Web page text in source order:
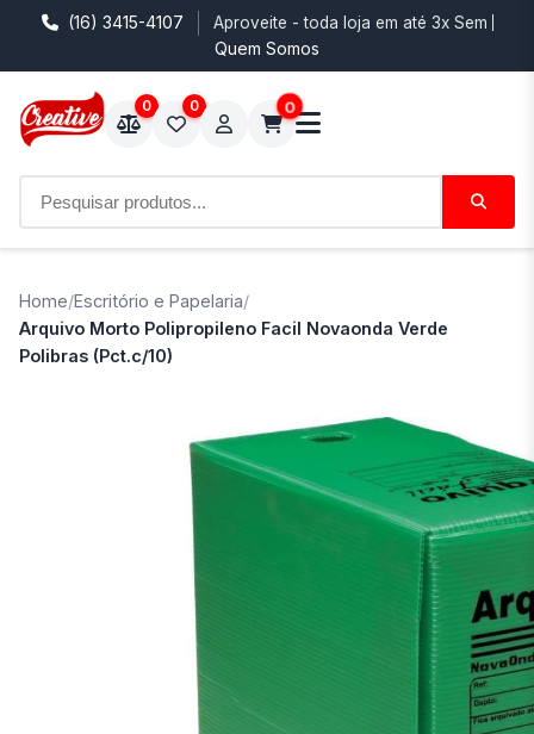
(16) 3415-4107 Aproveite - toda loja em até 3x Sem
Quem Somos
0 0 0
Home/Escritório e Papelaria/
Arquivo Morto Polipropileno Facil Novaonda Verde
Polibras (Pct.c/10)